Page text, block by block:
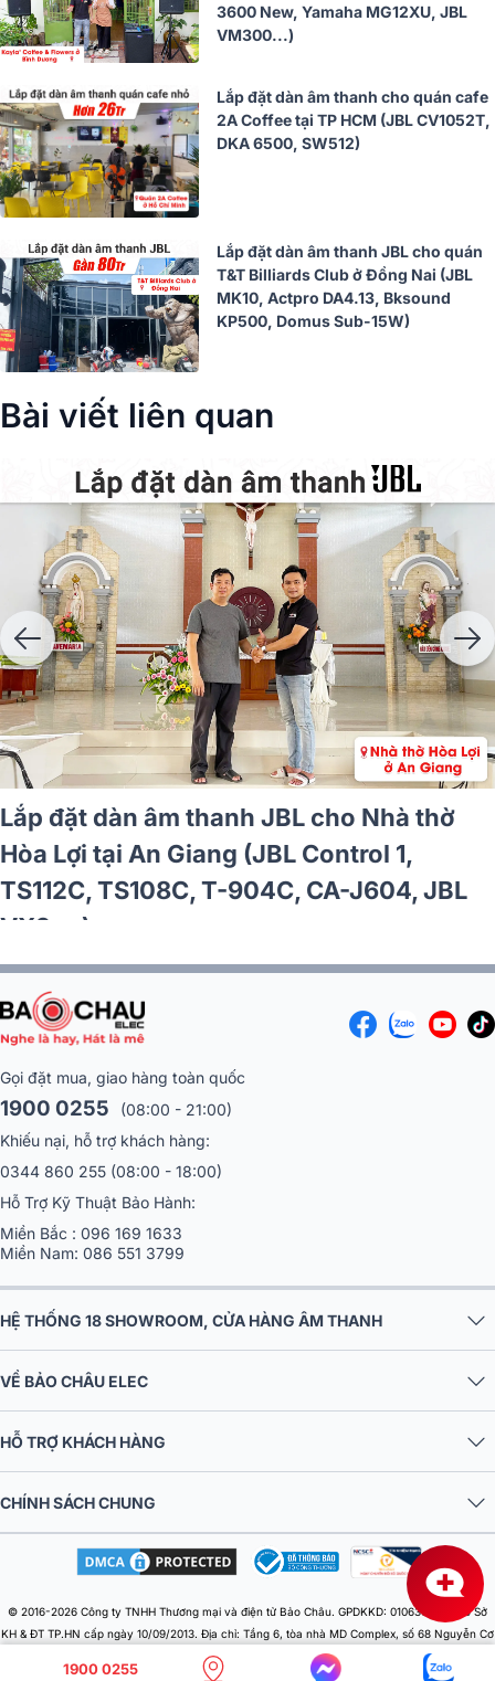
3600 New, Yamaha MG12XU, JBL
VM300...)
Lắp đặt dàn âm thanh cho quán cafe
2A Coffee tại TP HCM (JBL CV1052T,
DKA 6500, SW512)
Lắp đặt dàn âm thanh JBL cho quán
T&T Billiards Club ở Đồng Nai (JBL
MK10, Actpro DA4.13, Bksound
KP500, Domus Sub-15W)
Bài viết liên quan
dàn âm thanh JBL hơn 55tr cho
Chiêu Anh tại Đồng Nai (JBL
10, BIK VM640A, BIK VK-R51, BS-
Lắp
Gọi đặt mua, giao hàng toàn quốc
1900 0255
(08:00 - 21:00)
Khiếu nại, hỗ trợ khách hàng:
0344 860 255 (08:00 - 18:00)
Hỗ Trợ Kỹ Thuật Bảo Hành:
Miền Bắc : 096 169 1633
Miền Nam: 086 551 3799
HỆ THỐNG 18 SHOWROOM, CỬA HÀNG ÂM THANH
VỀ BẢO CHÂU ELEC
HỖ TRỢ KHÁCH HÀNG
CHÍNH SÁCH CHUNG
© 2016-2026 Công ty TNHH Thương mại và điện tử Bảo Châu. GPDKKD: 0106303879 do Sở
KH & ĐT TP.HN cấp ngày 10/09/2013. Địa chỉ: Tầng 6, tòa nhà MD Complex, số 68 Nguyễn Cơ
Thạch, Phường Từ Liêm, Thành phố Hà Nội, Việt Nam. Điện thoại: 024 730 10 255. Email:
baochauelec@gmail.com. Chịu trách nhiệm nội dung: Nhật Lệ.
1900 0255